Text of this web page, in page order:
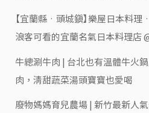
【宜蘭縣‧頭城鎮】樂屋日本料
浪客可看的宜蘭名氣日本料理店
牛總涮牛肉 | 台北也有溫體牛火
肉，清甜蔬菜湯頭寶寶也愛喝
廢物媽媽育兒農場 | 新竹最新人